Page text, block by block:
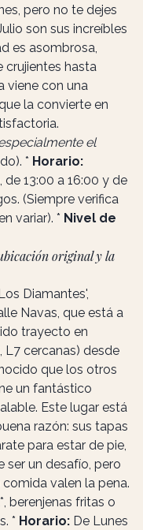
pero no te dejes
son sus increíbles
es asombrosa,
hasta
viene con una
la convierte en
el
* Horario:
13:00 a 16:00 y de
(Siempre verifica
variar). * Nivel de
original y la
Diamantes',
Navas, que está a
trayecto en
L7 cercanas) desde
que los otros
un fantástico
Este lugar está
razón: sus tapas
para estar de pie,
ser un desafío, pero
valen la pena.
berenjenas fritas o
* Horario: De Lunes